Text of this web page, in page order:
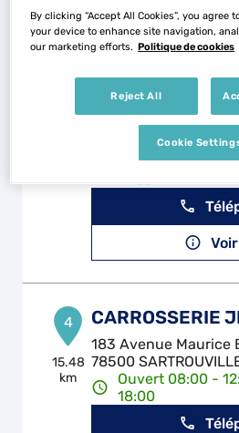
GARAGE BATTS
79 Avenue de
95100 ARGENTEUIL
Ouvert 08:30 -
4
15.48
km
CARROSSERIE
183 Avenue Maurice
78500
Ouvert 08:00 -
18:00
By clicking “Accept All Cookies”, you agree
your device to enhance site navigation,
our marketing efforts. Politique de cookies
Reject All
Cookie